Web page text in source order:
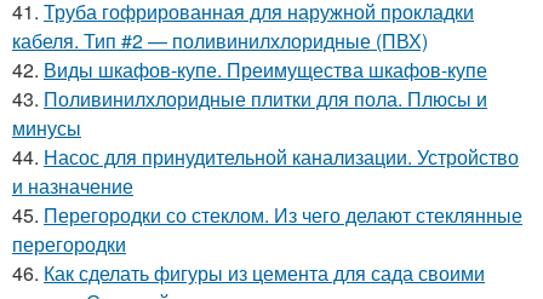
41. Труба гофрированная для наружной прокладки
кабеля. Тип #2 — поливинилхлоридные (ПВХ)
42. Виды шкафов-купе. Преимущества шкафов-купе
43. Поливинилхлоридные плитки для пола. Плюсы и
минусы
44. Насос для принудительной канализации. Устройство
и назначение
45. Перегородки со стеклом. Из чего делают стеклянные
перегородки
46. Как сделать фигуры из цемента для сада своими